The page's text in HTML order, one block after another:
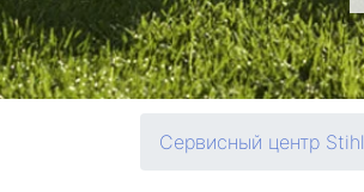
Сервисный центр Stihl